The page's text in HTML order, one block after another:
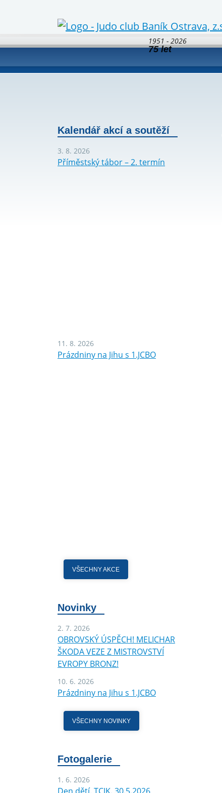
1951 - 2026
75 let
Kalendář akcí a soutěží
3. 8. 2026
Příměstský tábor – 2. termín
11. 8. 2026
Prázdniny na Jihu s 1.JCBO
VŠECHNY AKCE
Novinky
2. 7. 2026
OBROVSKÝ ÚSPĚCH! MELICHAR
ŠKODA VEZE Z MISTROVSTVÍ
EVROPY BRONZ!
10. 6. 2026
Prázdniny na Jihu s 1.JCBO
VŠECHNY NOVINKY
Fotogalerie
1. 6. 2026